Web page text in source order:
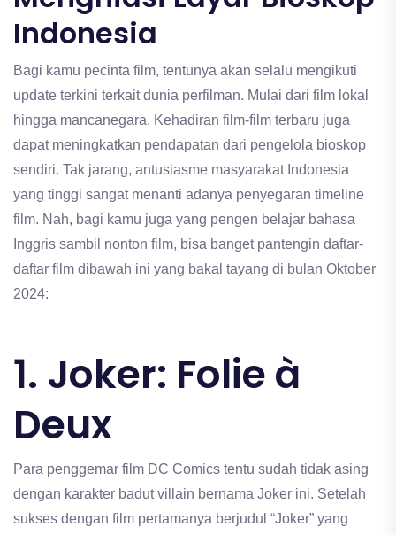
Indonesia
Bagi kamu pecinta film, tentunya akan selalu mengikuti
update terkini terkait dunia perfilman. Mulai dari film lokal
hingga mancanegara. Kehadiran film-film terbaru juga
dapat meningkatkan pendapatan dari pengelola bioskop
sendiri. Tak jarang, antusiasme masyarakat Indonesia
yang tinggi sangat menanti adanya penyegaran timeline
film. Nah, bagi kamu juga yang pengen belajar bahasa
Inggris sambil nonton film, bisa banget pantengin daftar-
daftar film dibawah ini yang bakal tayang di bulan Oktober
2024:
1. Joker: Folie à
Deux
Para penggemar film DC Comics tentu sudah tidak asing
dengan karakter badut villain bernama Joker ini. Setelah
sukses dengan film pertamanya berjudul “Joker” yang